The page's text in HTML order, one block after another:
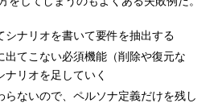
シナリオを書いて要件を抽出する
出てこない必須機能（削除や復元な
ナリオを足していく
らないので、ペルソナ定義だけを残し